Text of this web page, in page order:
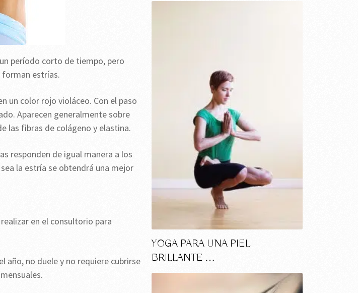
período corto de tiempo, pero
forman estrías.
un color rojo violáceo. Con el paso
Aparecen generalmente sobre
las fibras de colágeno y elastina.
responden de igual manera a los
la estría se obtendrá una mejor
en el consultorio para
año, no duele y no requiere cubrirse
YOGA PARA UNA PIEL
BRILLANTE …